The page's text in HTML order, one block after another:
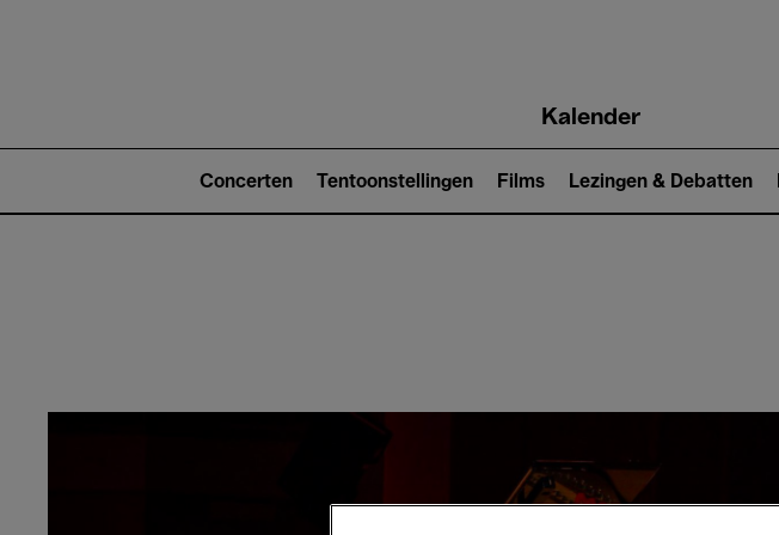
navigationKalender
2)
Concerten Tentoonstellingen Films Lezingen & Debatten